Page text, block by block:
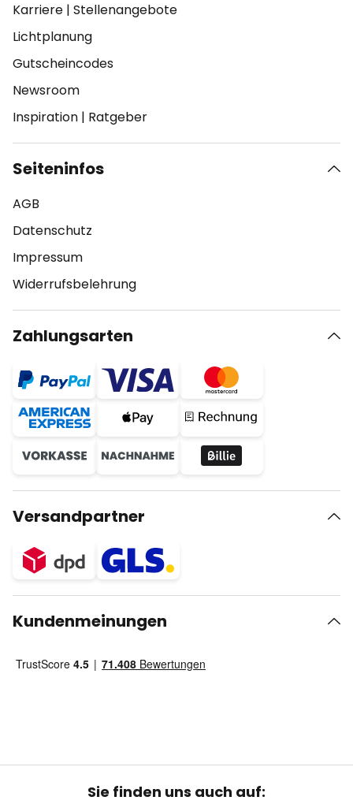
Karriere | Stellenangebote
Lichtplanung
Gutscheincodes
Newsroom
Inspiration | Ratgeber
Seiteninfos
AGB
Datenschutz
Impressum
Widerrufsbelehrung
Zahlungsarten
Versandpartner
Kundenmeinungen
Sie finden uns auch auf: